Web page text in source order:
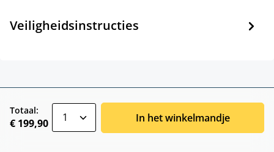
Veiligheidsinstructies
Totaal:
€ 199,90 In het winkelmandje